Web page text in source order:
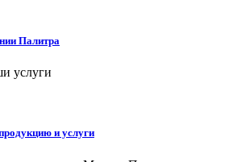
Палитра
услуги
и услуги